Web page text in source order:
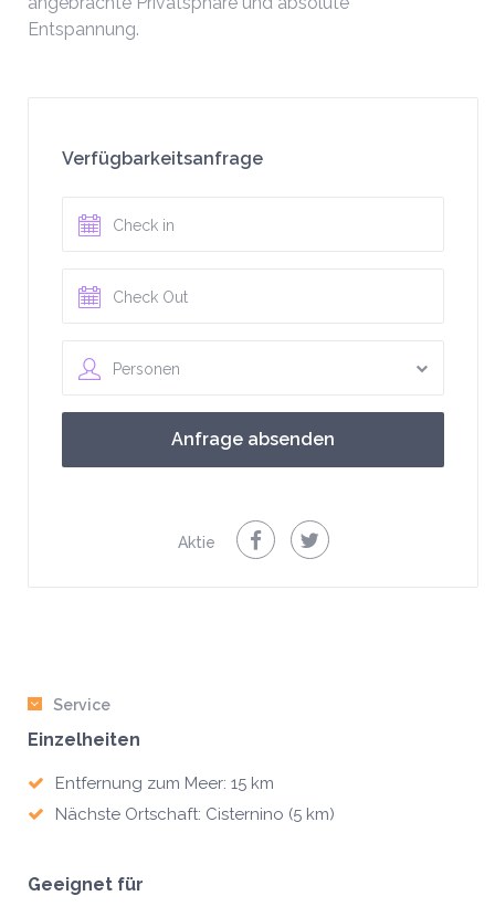
Entspannung.
Verfügbarkeitsanfrage
Personen
Aktie
Service
Einzelheiten
Entfernung zum Meer: 15 km
Nächste Ortschaft: Cisternino (5 km)
Geeignet für